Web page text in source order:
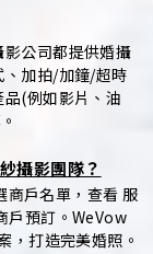
公司都提供婚攝
、加拍/加鐘/超時
(例如影片、油
攝影團隊？
商戶名單，查看 服
戶預訂。WeVow
，打造完美婚照。